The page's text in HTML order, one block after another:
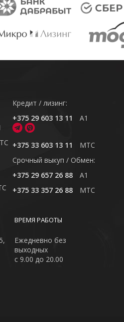
Кредит / лизинг:
+375 29 603 13 11
A1
+375 33 603 13 11
MTC
Cрочный выкуп / Обмен:
+375 29 657 26 88
A1
+375 33 357 26 88
MTC
ВРЕМЯ РАБОТЫ
Ежедневно без
выходных
с 9.00 до 20.00